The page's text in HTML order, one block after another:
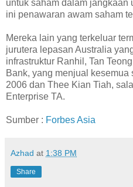
untuk saham dalam jangkaan
ini penawaran awam saham
Mereka lain yang terkeluar
jurutera lepasan Australia
infrastruktur Ranhil, Tan
Bank, yang menjual
2006 dan Thee Kian Tiah,
Enterprise TA.
Sumber : Forbes Asia
Azhad at 1:38 PM
Share